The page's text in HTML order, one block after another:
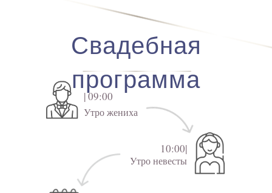
Свадебная
программа
10:00|
| 09:00
Утро жениха
Утро невесты